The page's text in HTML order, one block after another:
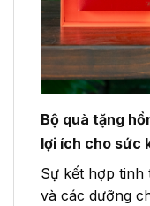
Bộ quà tặng
lợi ích cho sức
Sự kết hợp tinh
và các dưỡng